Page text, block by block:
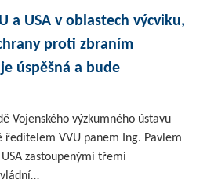
a USA v oblastech výcviku,
proti zbraním
úspěšná a bude
Vojenského výzkumného ústavu
ředitelem VVU panem Ing. Pavlem
zastoupenými třemi
vládní…